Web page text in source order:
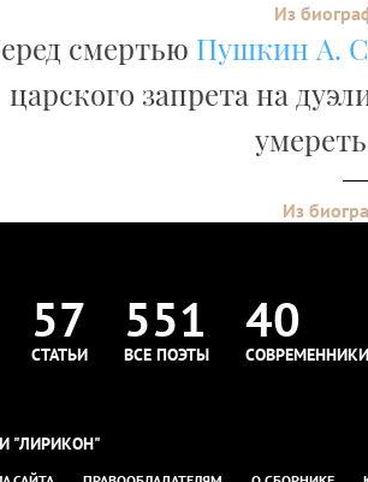
Из
смертью Пушкин А.
царского запрета на
Из
57
СТАТЬИ
551
ВСЕ ПОЭТЫ
40
СОВРЕМЕННИКИ
"ЛИРИКОН"